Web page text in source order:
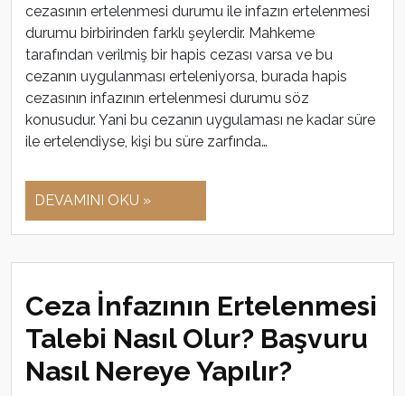
cezasının ertelenmesi durumu ile infazın ertelenmesi
durumu birbirinden farklı şeylerdir. Mahkeme
tarafından verilmiş bir hapis cezası varsa ve bu
cezanın uygulanması erteleniyorsa, burada hapis
cezasının infazının ertelenmesi durumu söz
konusudur. Yani bu cezanın uygulaması ne kadar süre
ile ertelendiyse, kişi bu süre zarfında…
DEVAMINI OKU »
Ceza İnfazının Ertelenmesi
Talebi Nasıl Olur? Başvuru
Nasıl Nereye Yapılır?